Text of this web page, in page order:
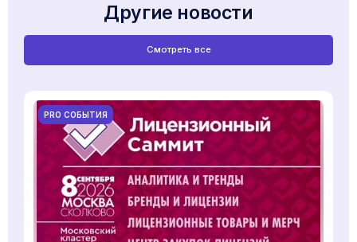
Другие новости
Смотреть все
PRO СОБЫТИЯ